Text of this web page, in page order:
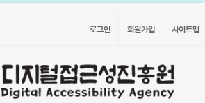
로그인 회원가입 사이트맵